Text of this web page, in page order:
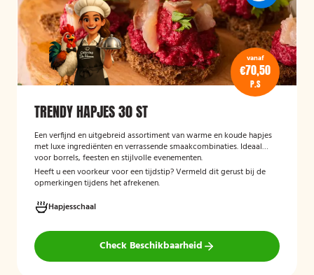
vanaf
€70,50
P.S
TRENDY HAPJES 30 ST
Een verfijnd en uitgebreid assortiment van warme en koude hapjes
met luxe ingrediënten en verrassende smaakcombinaties. Ideaal
voor borrels, feesten en stijlvolle evenementen.
Heeft u een voorkeur voor een tijdstip? Vermeld dit gerust bij de
opmerkingen tijdens het afrekenen.
Hapjesschaal
Check Beschikbaarheid